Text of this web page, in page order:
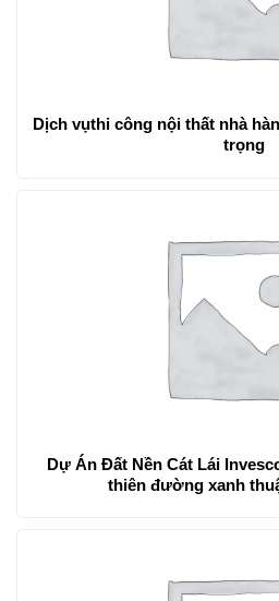
Dịch vụthi công nội thất nhà
trọng
Dự Án Đất Nền Cát Lái
thiên đường xanh